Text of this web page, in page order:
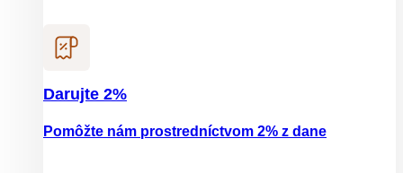
Darujte 2%
Pomôžte nám prostredníctvom 2% z dane